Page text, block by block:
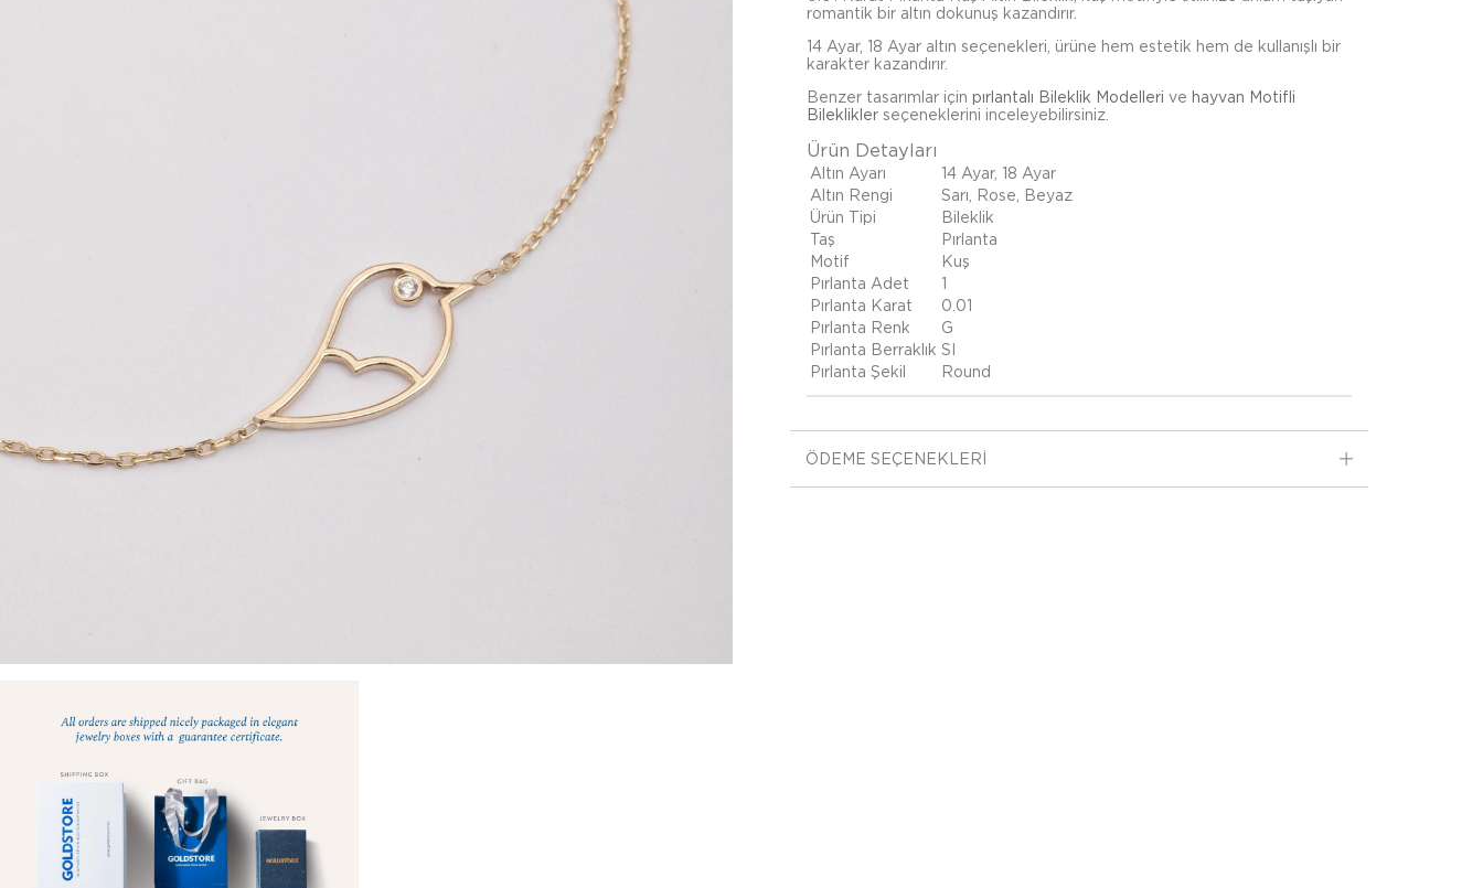
romantik bir altın dokunuş kazandırır.
14 Ayar, 18 Ayar altın seçenekleri, ürüne hem estetik hem de kullanışlı bir
karakter kazandırır.
Benzer tasarımlar için pırlantalı Bileklik Modelleri ve hayvan Motifli
Bileklikler seçeneklerini inceleyebilirsiniz.
Ürün Detayları
Altın Ayarı
14 Ayar, 18 Ayar
Altın Rengi
Sarı, Rose, Beyaz
Ürün Tipi
Bileklik
Taş
Pırlanta
Motif
Kuş
Pırlanta Adet
1
Pırlanta Karat
0.01
Pırlanta Renk
G
Pırlanta Berraklık SI
Pırlanta Şekil
Round
ÖDEME SEÇENEKLERI